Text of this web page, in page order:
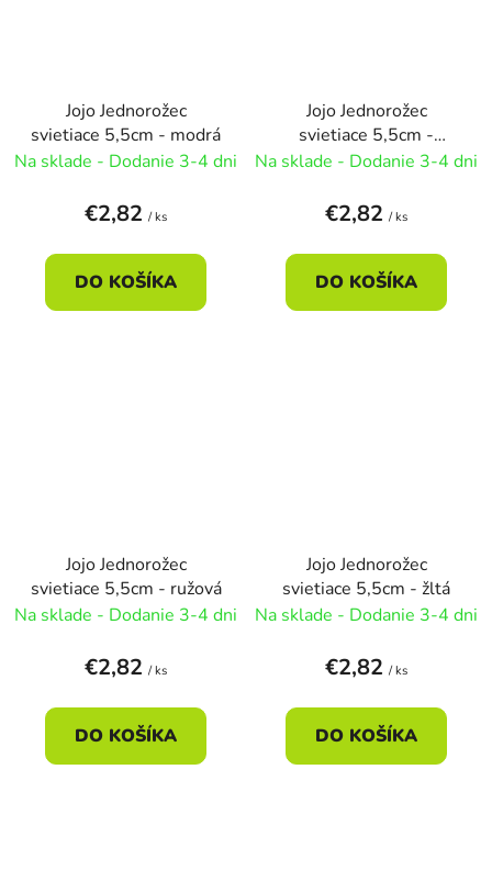
Jojo Jednorožec
svietiace 5,5cm - modrá
Na sklade - Dodanie 3-4 dni
€2,82 / ks
DO KOŠÍKA
Jojo Jednorožec
svietiace 5,5cm -
náhodná
Na sklade - Dodanie 3-4 dni
€2,82 / ks
DO KOŠÍKA
Jojo Jednorožec
svietiace 5,5cm - ružová
Na sklade - Dodanie 3-4 dni
€2,82 / ks
DO KOŠÍKA
Jojo Jednorožec
svietiace 5,5cm - žltá
Na sklade - Dodanie 3-4 dni
€2,82 / ks
DO KOŠÍKA